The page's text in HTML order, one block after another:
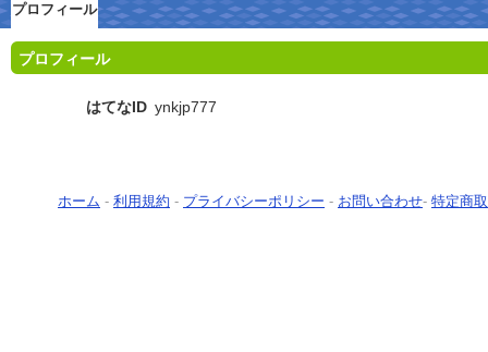
プロフィール
プロフィール
はてなID ynkjp777
ホーム - 利用規約 - プライバシーポリシー - お問い合わせ- 特定商